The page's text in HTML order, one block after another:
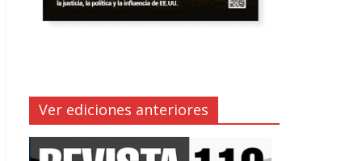
Ver ediciones anteriores